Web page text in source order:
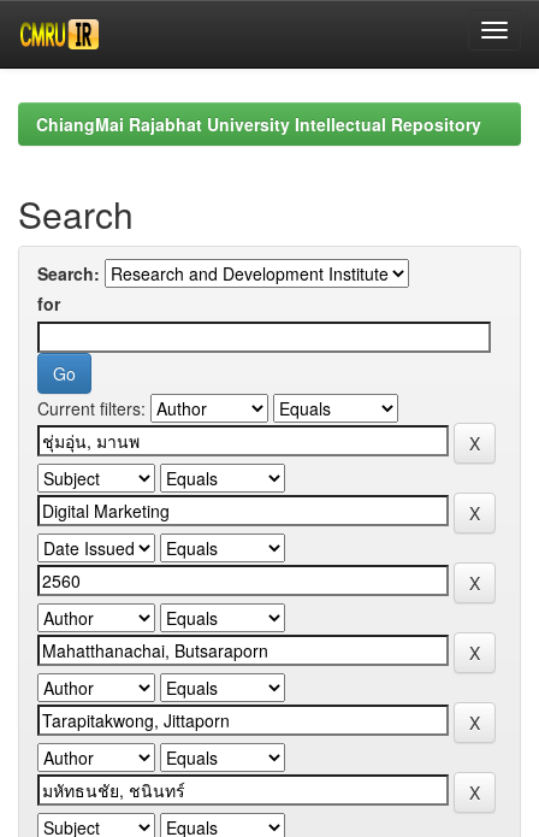
navigationChiangMai Rajabhat University Intellectual Repository
Search
Search:
for
Current filters: